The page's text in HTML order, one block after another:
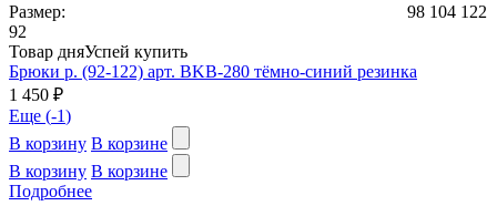
Размер: 98 104 122
92
Товар дняУспей купить
Брюки р. (92-122) арт. BKB-280 тёмно-синий резинка
1 450 ₽
Еще (-1)
В корзину В корзине
В корзину В корзине
Подробнее